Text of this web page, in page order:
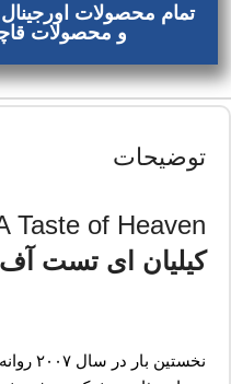
تمام محصولات
و محصولات
توضیحات
Taste of Heaven –
کیلیان ای تست